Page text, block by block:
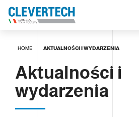
HOME AKTUALNOŚCI I WYDARZENIA
Aktualności i
wydarzenia